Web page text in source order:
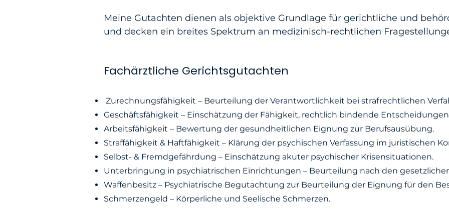
Meine Gutachten dienen als objektive Grundlage für gerichtliche und
und decken ein breites Spektrum an medizinisch-rechtlichen
Fachärztliche Gerichtsgutachten
Zurechnungsfähigkeit – Beurteilung der Verantwortlichkeit bei strafrechtlichen
Geschäftsfähigkeit – Einschätzung der Fähigkeit, rechtlich bindende
Arbeitsfähigkeit – Bewertung der gesundheitlichen Eignung zur Berufsausübung.
Straffähigkeit & Haftfähigkeit – Klärung der psychischen Verfassung im juristischen
Selbst- & Fremdgefährdung – Einschätzung akuter psychischer Krisensituationen.
Unterbringung in psychiatrischen Einrichtungen – Beurteilung nach den
Waffenbesitz – Psychiatrische Begutachtung zur Beurteilung der Eignung für den
Schmerzengeld – Körperliche und Seelische Schmerzen.